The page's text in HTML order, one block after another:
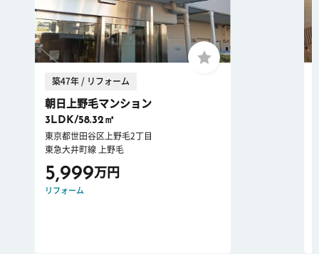
築47年 / リフォーム
朝日上野毛マンション
3LDK/58.32㎡
東京都世田谷区上野毛2丁目
東急大井町線 上野毛
5,999万円
リフォーム